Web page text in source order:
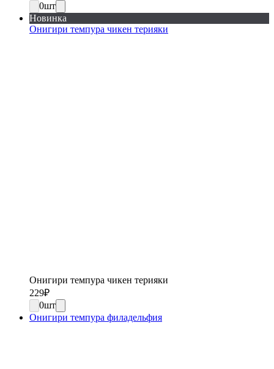
0шт
Новинка
Онигири темпура чикен терияки
Онигири темпура чикен терияки
229₽
0шт
Онигири темпура филадельфия